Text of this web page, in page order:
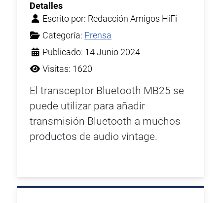
Detalles
Escrito por: Redacción Amigos HiFi
Categoría: Prensa
Publicado: 14 Junio 2024
Visitas: 1620
El transceptor Bluetooth MB25 se
puede utilizar para añadir
transmisión Bluetooth a muchos
productos de audio vintage.